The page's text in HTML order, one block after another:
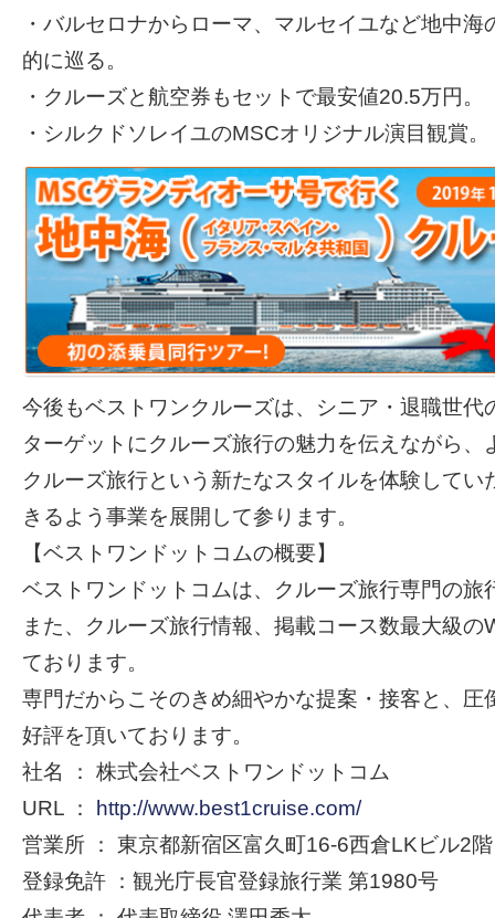
・バルセロナからローマ、マルセイユなど地中海
的に巡る。
・クルーズと航空券もセットで最安値20.5万円。
・シルクドソレイユのMSCオリジナル演目観賞。
今後もベストワンクルーズは、シニア・退職世代
ターゲットにクルーズ旅行の魅力を伝えながら、
クルーズ旅行という新たなスタイルを体験してい
きるよう事業を展開して参ります。
【ベストワンドットコムの概要】
ベストワンドットコムは、クルーズ旅行専門の旅
また、クルーズ旅行情報、掲載コース数最大級の
ております。
専門だからこそのきめ細やかな提案・接客と、圧
好評を頂いております。
社名 ： 株式会社ベストワンドットコム
URL ：
http://www.best1cruise.com/
営業所 ： 東京都新宿区富久町16-6西倉LKビル2階
登録免許 ：観光庁長官登録旅行業 第1980号